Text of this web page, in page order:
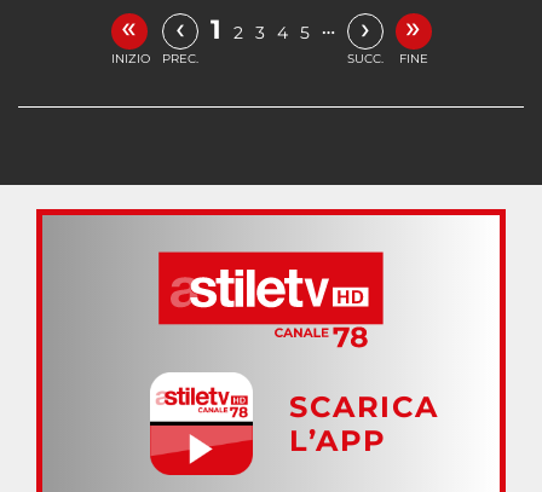
«
INIZIO
‹
PREC.
1 2 3 4 5 … ›
SUCC.
»
FINE
SCARICA
L’APP